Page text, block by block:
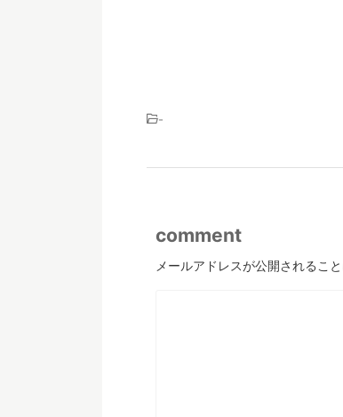
-
comment
メールアドレスが公開されること